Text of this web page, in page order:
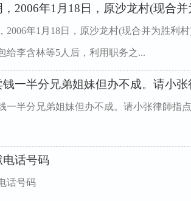
2006年1月18日，原沙龙村(现合
2006年1月18日，原沙龙村(现合并为胜利
给李含林等5人后，利用职务之...
一半分兄弟姐妹但办不成。请小
一半分兄弟姐妹但办不成。请小张律師指
话号码
话号码